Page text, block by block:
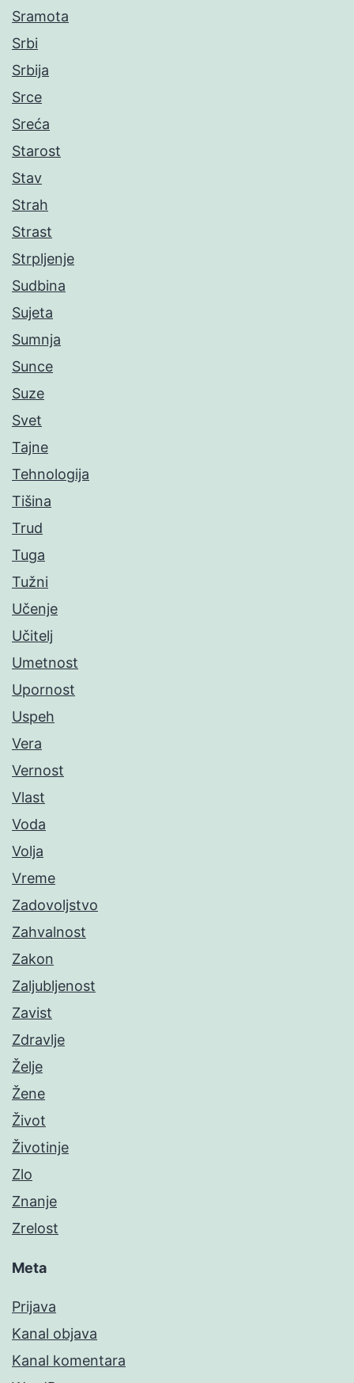
Sramota
Srbi
Srbija
Srce
Sreća
Starost
Stav
Strah
Strast
Strpljenje
Sudbina
Sujeta
Sumnja
Sunce
Suze
Svet
Tajne
Tehnologija
Tišina
Trud
Tuga
Tužni
Učenje
Učitelj
Umetnost
Upornost
Uspeh
Vera
Vernost
Vlast
Voda
Volja
Vreme
Zadovoljstvo
Zahvalnost
Zakon
Zaljubljenost
Zavist
Zdravlje
Želje
Žene
Život
Životinje
Zlo
Znanje
Zrelost
Meta
Prijava
Kanal objava
Kanal komentara